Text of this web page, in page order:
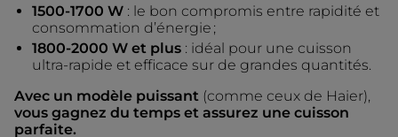
1500-1700 W : le bon compromis entre rapidité et
consommation d’énergie ;
1800-2000 W et plus : idéal pour une cuisson
ultra-rapide et efficace sur de grandes quantités.
Avec un modèle puissant (comme ceux de Haier),
vous gagnez du temps et assurez une cuisson
parfaite.